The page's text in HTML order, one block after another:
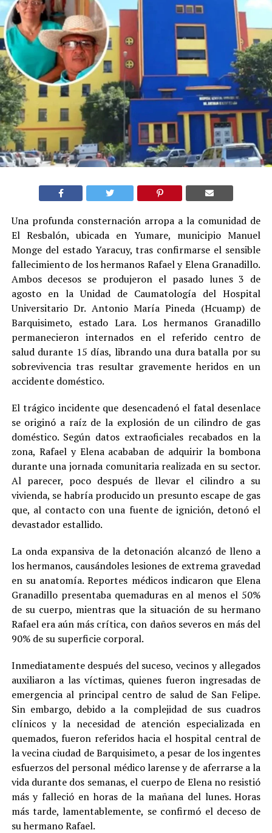
Una profunda consternación arropa a la comunidad de
El Resbalón, ubicada en Yumare, municipio Manuel
Monge del estado Yaracuy, tras confirmarse el sensible
fallecimiento de los hermanos Rafael y Elena Granadillo.
Ambos decesos se produjeron el pasado lunes 3 de
agosto en la Unidad de Caumatología del Hospital
Universitario Dr. Antonio María Pineda (Hcuamp) de
Barquisimeto, estado Lara. Los hermanos Granadillo
permanecieron internados en el referido centro de
salud durante 15 días, librando una dura batalla por su
sobrevivencia tras resultar gravemente heridos en un
accidente doméstico.
El trágico incidente que desencadenó el fatal desenlace
se originó a raíz de la explosión de un cilindro de gas
doméstico. Según datos extraoficiales recabados en la
zona, Rafael y Elena acababan de adquirir la bombona
durante una jornada comunitaria realizada en su sector.
Al parecer, poco después de llevar el cilindro a su
vivienda, se habría producido un presunto escape de gas
que, al contacto con una fuente de ignición, detonó el
devastador estallido.
La onda expansiva de la detonación alcanzó de lleno a
los hermanos, causándoles lesiones de extrema gravedad
en su anatomía. Reportes médicos indicaron que Elena
Granadillo presentaba quemaduras en al menos el 50%
de su cuerpo, mientras que la situación de su hermano
Rafael era aún más crítica, con daños severos en más del
90% de su superficie corporal.
Inmediatamente después del suceso, vecinos y allegados
auxiliaron a las víctimas, quienes fueron ingresadas de
emergencia al principal centro de salud de San Felipe.
Sin embargo, debido a la complejidad de sus cuadros
clínicos y la necesidad de atención especializada en
quemados, fueron referidos hacia el hospital central de
la vecina ciudad de Barquisimeto, a pesar de los ingentes
esfuerzos del personal médico larense y de aferrarse a la
vida durante dos semanas, el cuerpo de Elena no resistió
más y falleció en horas de la mañana del lunes. Horas
más tarde, lamentablemente, se confirmó el deceso de
su hermano Rafael.